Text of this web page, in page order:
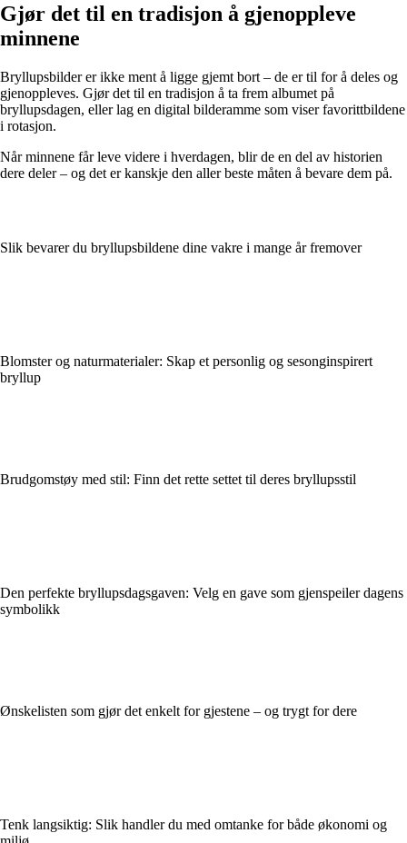
Gjør det til en tradisjon å gjenoppleve
minnene
Bryllupsbilder er ikke ment å ligge gjemt bort – de er til for å deles og
gjenoppleves. Gjør det til en tradisjon å ta frem albumet på
bryllupsdagen, eller lag en digital bilderamme som viser favorittbildene
i rotasjon.
Når minnene får leve videre i hverdagen, blir de en del av historien
dere deler – og det er kanskje den aller beste måten å bevare dem på.
Slik bevarer du bryllupsbildene dine vakre i mange år fremover
Blomster og naturmaterialer: Skap et personlig og sesonginspirert
bryllup
Brudgomstøy med stil: Finn det rette settet til deres bryllupsstil
Den perfekte bryllupsdagsgaven: Velg en gave som gjenspeiler dagens
symbolikk
Ønskelisten som gjør det enkelt for gjestene – og trygt for dere
Tenk langsiktig: Slik handler du med omtanke for både økonomi og